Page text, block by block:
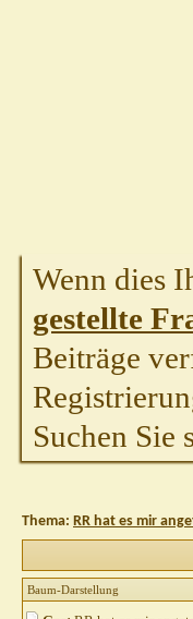
Wenn dies
gestellte
Beiträge
Suchen Sie
Thema: RR hat es mir
Baum-Darstellung